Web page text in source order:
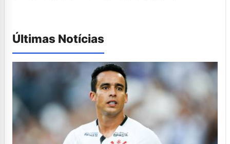
Últimas Notícias